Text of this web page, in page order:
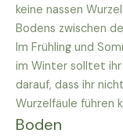
keine nassen
Bodens zwischen
Im Frühling und
im Winter solltet
darauf, dass ihr
Wurzelfäule führen
Boden